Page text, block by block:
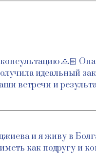
🙏🏻
идеальный
встречи и
и я живу в
как подругу и